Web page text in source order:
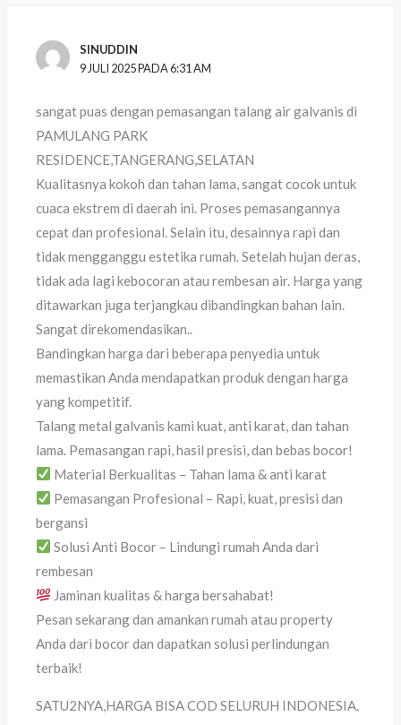
SINUDDIN
9 JULI 2025 PADA 6:31 AM
sangat puas dengan pemasangan talang air galvanis di
PAMULANG PARK
RESIDENCE,TANGERANG,SELATAN
Kualitasnya kokoh dan tahan lama, sangat cocok untuk
cuaca ekstrem di daerah ini. Proses pemasangannya
cepat dan profesional. Selain itu, desainnya rapi dan
tidak mengganggu estetika rumah. Setelah hujan deras,
tidak ada lagi kebocoran atau rembesan air. Harga yang
ditawarkan juga terjangkau dibandingkan bahan lain.
Sangat direkomendasikan..
Bandingkan harga dari beberapa penyedia untuk
memastikan Anda mendapatkan produk dengan harga
yang kompetitif.
Talang metal galvanis kami kuat, anti karat, dan tahan
lama. Pemasangan rapi, hasil presisi, dan bebas bocor!
Material Berkualitas – Tahan lama & anti karat
Pemasangan Profesional – Rapi, kuat, presisi dan
bergansi
Solusi Anti Bocor – Lindungi rumah Anda dari
rembesan
Jaminan kualitas & harga bersahabat!
Pesan sekarang dan amankan rumah atau property
Anda dari bocor dan dapatkan solusi perlindungan
terbaik!
SATU2NYA,HARGA BISA COD SELURUH INDONESIA.